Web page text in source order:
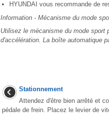
HYUNDAI vous recommande de
Information - Mécanisme du mode
Utilisez le mécanisme du mode sport
d'accélération. La boîte automatique
Stationnement
Attendez d'être bien arrêté et
pédale de frein. Placez le levier de